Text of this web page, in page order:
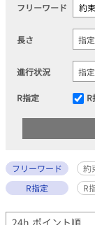
フリーワード
長さ
進行状況
R指定 R
フリーワード
約
R指定
R